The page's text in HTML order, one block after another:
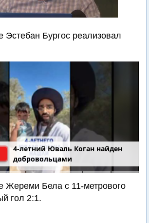
Эстебан Бургос реализовал
4-летний Юваль Коган найден
добровольцами
Жереми Бела с 11-метрового
гол 2:1.